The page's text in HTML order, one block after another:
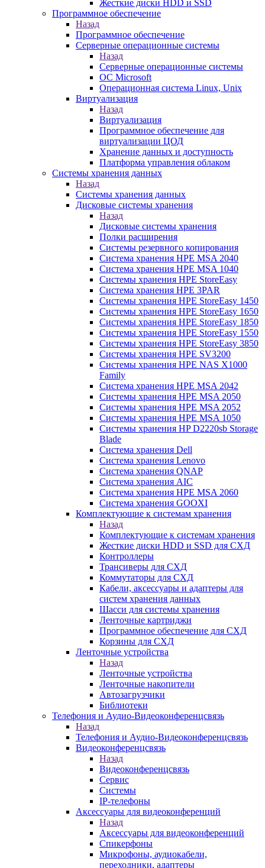
Жесткие диски HDD и SSD
Программное обеспечение
Назад
Программное обеспечение
Серверные операционные системы
Назад
Серверные операционные системы
ОС Microsoft
Операционная система Linux, Unix
Виртуализация
Назад
Виртуализация
Программное обеспечение для
виртуализации ЦОД
Хранение данных и доступность
Платформа управления облаком
Системы хранения данных
Назад
Системы хранения данных
Дисковые системы хранения
Назад
Дисковые системы хранения
Полки расширения
Системы резервного копирования
Система хранения HPE MSA 2040
Система хранения HPE MSA 1040
Системы хранения HPE StoreEasy
Система хранения HPE 3PAR
Системы хранения HPE StoreEasy 1450
Системы хранения HPE StoreEasy 1650
Системы хранения HPE StoreEasy 1850
Системы хранения HPE StoreEasy 1550
Системы хранения HPE StoreEasy 3850
Системы хранения HPE SV3200
Системы хранения HPE NAS X1000
Family
Система хранения HPE MSA 2042
Системы хранения HPE MSA 2050
Системы хранения HPE MSA 2052
Системы хранения HPE MSA 1050
Системы хранения HP D2220sb Storage
Blade
Система хранения Dell
Система хранения Lenovo
Система хранения QNAP
Система хранения AIC
Система хранения HPE MSA 2060
Система хранения GOOXI
Комплектующие к системам хранения
Назад
Комплектующие к системам хранения
Жесткие диски HDD и SSD для СХД
Контроллеры
Трансиверы для СХД
Коммутаторы для СХД
Кабели, аксессуары и адаптеры для
систем хранения данных
Шасси для системы хранения
Ленточные картриджи
Программное обеспечение для СХД
Корзины для СХД
Ленточные устройства
Назад
Ленточные устройства
Ленточные накопители
Автозагрузчики
Библиотеки
Телефония и Аудио-Видеоконференцсвязь
Назад
Телефония и Аудио-Видеоконференцсвязь
Видеоконференцсвязь
Назад
Видеоконференцсвязь
Сервис
Системы
IP-телефоны
Аксессуары для видеоконференций
Назад
Аксессуары для видеоконференций
Спикерфоны
Микрофоны, аудиокабели,
переходники, адаптеры